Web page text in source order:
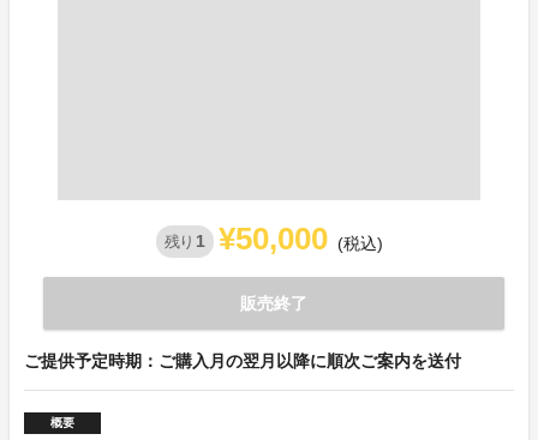
残り 1 ¥50,000 (税込)
販売終了
ご提供予定時期：ご購入月の翌月以降に順次ご案内を送付
概要